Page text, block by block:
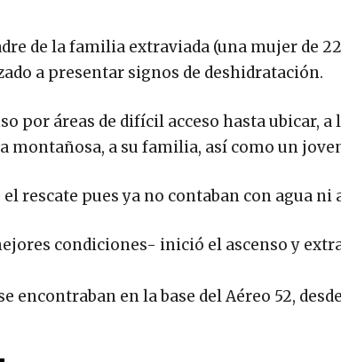
de la familia extraviada (una mujer de
a presentar signos de deshidratación.
por áreas de difícil acceso hasta ubicar, a
montañosa, a su familia, así como un
rescate pues ya no contaban con agua ni
condiciones- inició el ascenso y
encontraban en la base del Aéreo 52,